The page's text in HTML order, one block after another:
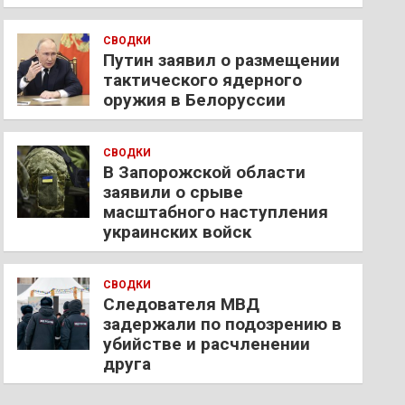
СВОДКИ
Путин заявил о размещении
тактического ядерного
оружия в Белоруссии
СВОДКИ
В Запорожской области
заявили о срыве
масштабного наступления
украинских войск
СВОДКИ
Следователя МВД
задержали по подозрению в
убийстве и расчленении
друга